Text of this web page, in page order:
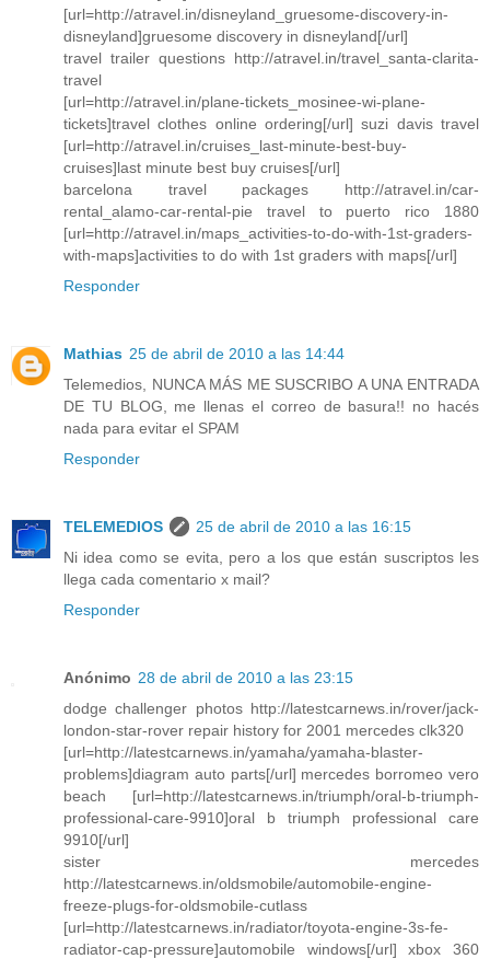
[url=http://atravel.in/disneyland_gruesome-discovery-in-
disneyland]gruesome discovery in disneyland[/url]
travel trailer questions http://atravel.in/travel_santa-clarita-
travel
[url=http://atravel.in/plane-tickets_mosinee-wi-plane-
tickets]travel clothes online ordering[/url] suzi davis travel
[url=http://atravel.in/cruises_last-minute-best-buy-
cruises]last minute best buy cruises[/url]
barcelona travel packages http://atravel.in/car-
rental_alamo-car-rental-pie travel to puerto rico 1880
[url=http://atravel.in/maps_activities-to-do-with-1st-graders-
with-maps]activities to do with 1st graders with maps[/url]
Responder
Mathias 25 de abril de 2010 a las 14:44
Telemedios, NUNCA MÁS ME SUSCRIBO A UNA ENTRADA
DE TU BLOG, me llenas el correo de basura!! no hacés
nada para evitar el SPAM
Responder
TELEMEDIOS
25 de abril de 2010 a las 16:15
Ni idea como se evita, pero a los que están suscriptos les
llega cada comentario x mail?
Responder
Anónimo 28 de abril de 2010 a las 23:15
dodge challenger photos http://latestcarnews.in/rover/jack-
london-star-rover repair history for 2001 mercedes clk320
[url=http://latestcarnews.in/yamaha/yamaha-blaster-
problems]diagram auto parts[/url] mercedes borromeo vero
beach [url=http://latestcarnews.in/triumph/oral-b-triumph-
professional-care-9910]oral b triumph professional care
9910[/url]
sister mercedes
http://latestcarnews.in/oldsmobile/automobile-engine-
freeze-plugs-for-oldsmobile-cutlass
[url=http://latestcarnews.in/radiator/toyota-engine-3s-fe-
radiator-cap-pressure]automobile windows[/url] xbox 360